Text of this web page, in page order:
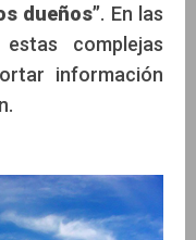
dueños”. En las
complejas
información